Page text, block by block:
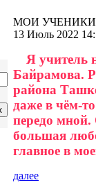
МОИ УЧЕНИКИ
13 Июль 2022
Я учитель
Байрамова.
района
даже в чём-
передо мной.
большая
главное в
далее